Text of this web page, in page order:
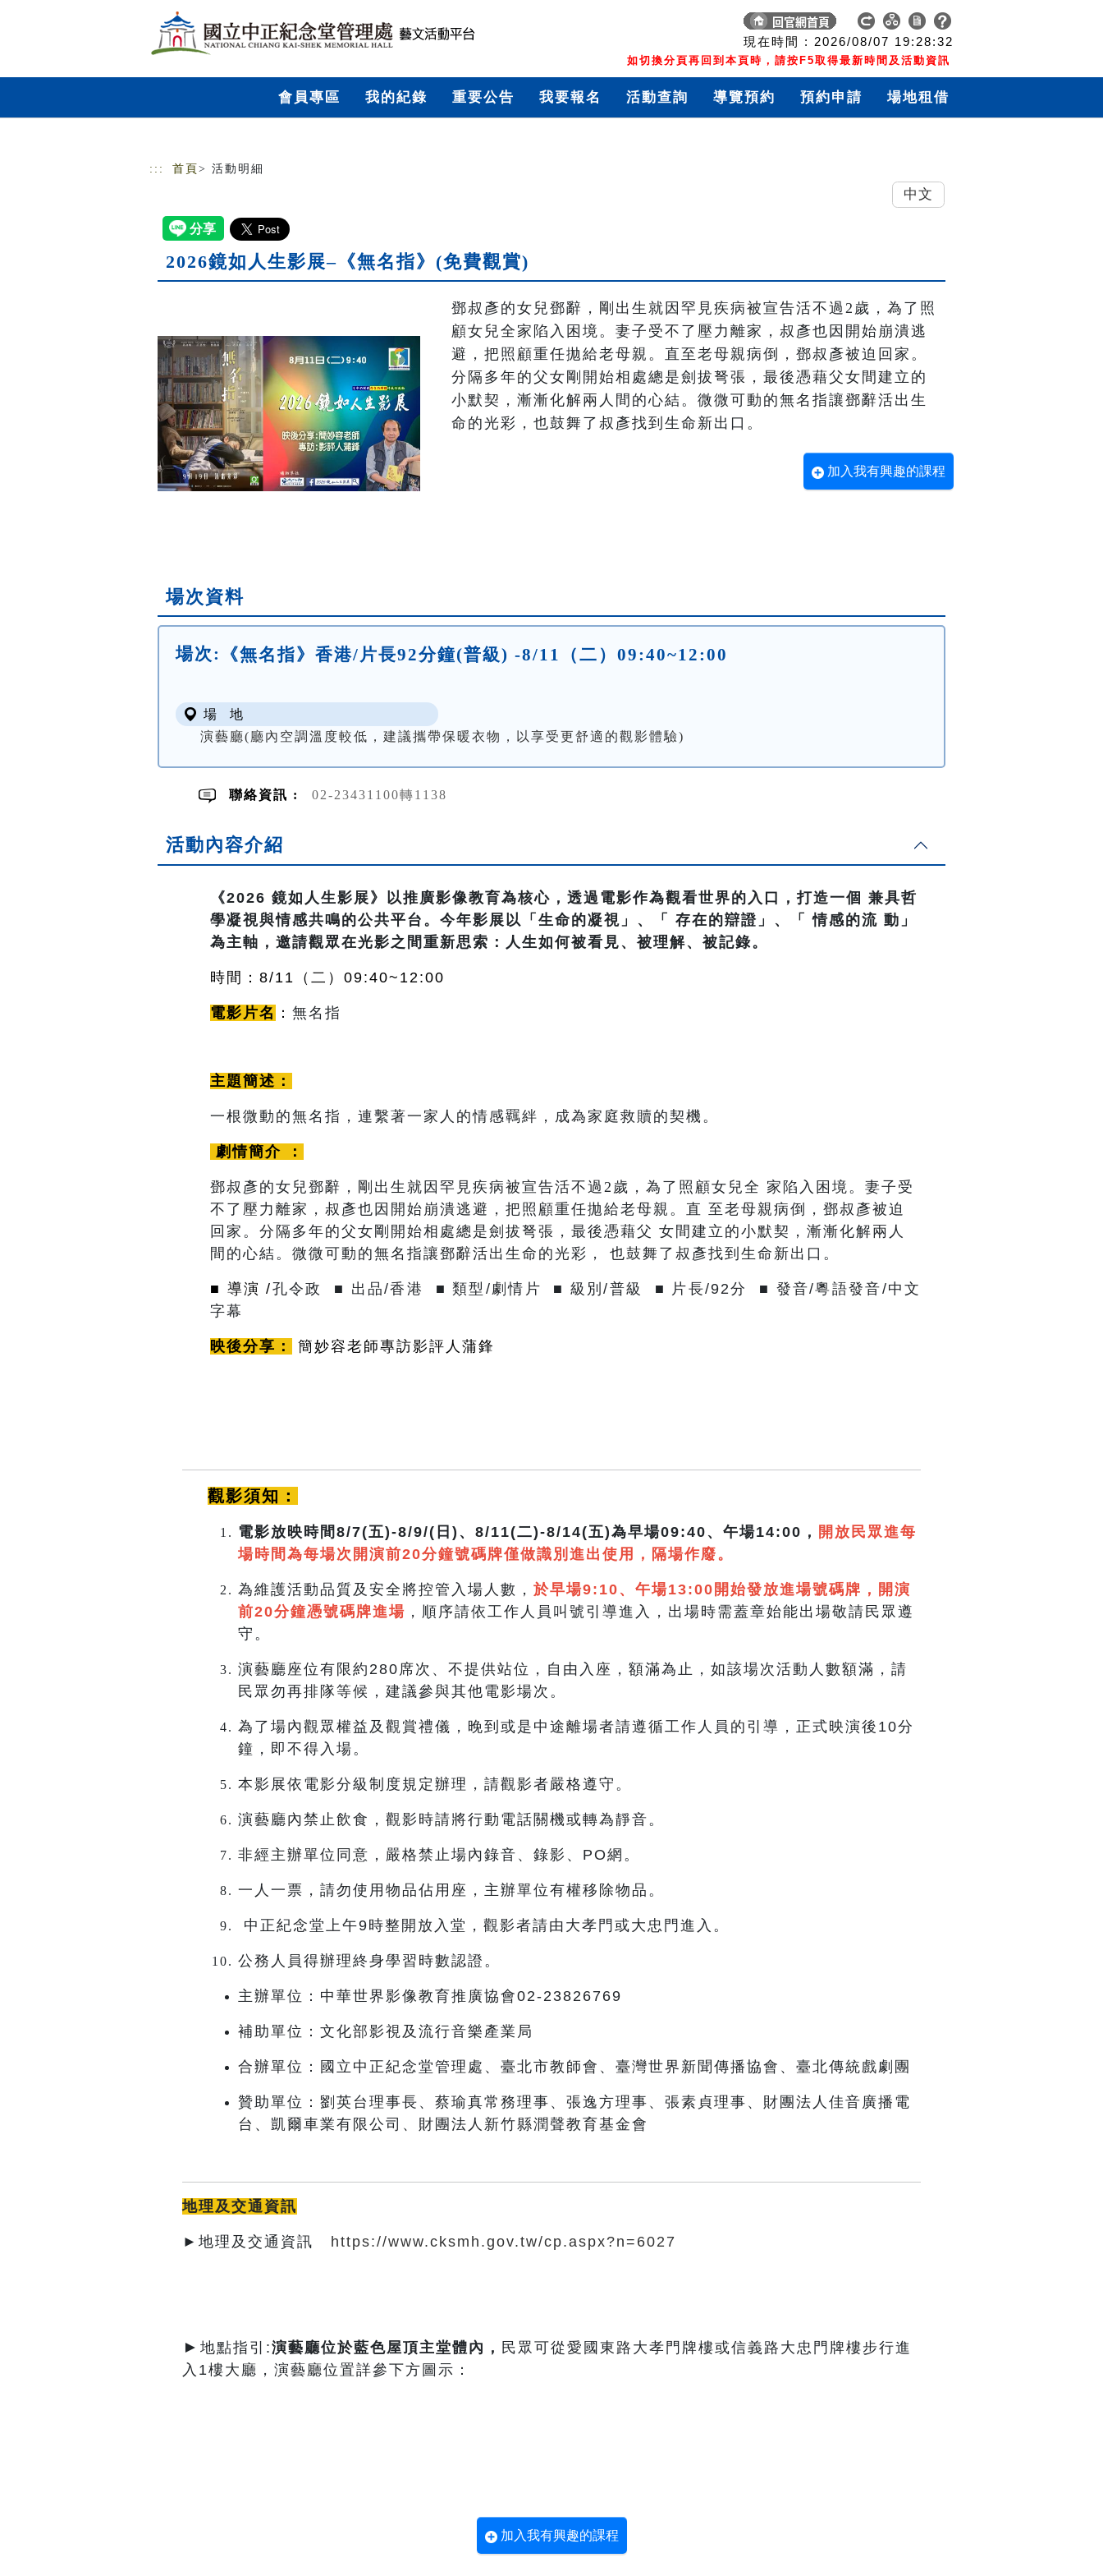
現在時間 : 2026/08/07 19:28:32
如切換分頁再回到本頁時，請按F5取得最新時間及活動資訊
會員專區 我的紀錄 重要公告 我要報名 活動查詢 導覽預約 預約申請 場地租借
::: 首頁 > 活動明細
2026鏡如人生影展–《無名指》(免費觀賞)
鄧叔彥的女兒鄧辭，剛出生就因罕見疾病被宣告活不過2歲，為了照
顧女兒全家陷入困境。妻子受不了壓力離家，叔彥也因開始崩潰逃
避，把照顧重任拋給老母親。直至老母親病倒，鄧叔彥被迫回家。
分隔多年的父女剛開始相處總是劍拔弩張，最後憑藉父女間建立的
小默契，漸漸化解兩人間的心結。微微可動的無名指讓鄧辭活出生
命的光彩，也鼓舞了叔彥找到生命新出口。
加入我有興趣的課程
場次資料
場次: 《無名指》香港/片長92分鐘(普級) -8/11（二）09:40~12:00
場 地
演藝廳(廳內空調溫度較低，建議攜帶保暖衣物，以享受更舒適的觀影體驗)
聯絡資訊 : 02-23431100轉1138
活動內容介紹
《2026 鏡如人生影展》以推廣影像教育為核心，透過電影作為觀看世界的入口，打造一個 兼具哲
學凝視與情感共鳴的公共平台。今年影展以「生命的凝視」、「 存在的辯證」、「 情感的流 動」
為主軸，邀請觀眾在光影之間重新思索：人生如何被看見、被理解、被記錄。
時間：8/11（二 ）09:40~12:00
電影片名 ：無名指
主題簡述：
一根微動的無名指，連繫著一家人的情感羈絆，成為家庭救贖的契機。
劇情簡介 ：
鄧叔彥的女兒鄧辭，剛出生就因罕見疾病被宣告活不過2歲，為了照顧女兒全 家陷入困境。妻子受
不了壓力離家，叔彥也因開始崩潰逃避，把照顧重任拋給老母親。直 至老母親病倒，鄧叔彥被迫
回家。分隔多年的父女剛開始相處總是劍拔弩張，最後憑藉父 女間建立的小默契，漸漸化解兩人
間的心結。微微可動的無名指讓鄧辭活出生命的光彩， 也鼓舞了叔彥找到生命新出口。
■ 導演 /孔令政 ■ 出品/香港 ■ 類型/劇情片 ■ 級別/普級 ■ 片長/92分 ■ 發音/粵語發音/中文
字幕
映後分享： 簡妙容老師專訪影評人蒲鋒
觀影須知：
電影放映時間8/7(五)-8/9/(日)、8/11(二)-8/14(五)為早場09:40、午場14:00， 開放民眾進每
場時間為每場次開演前20分鐘號碼牌僅做識別進出使用，隔場作廢。
為維護活動品質及安全將控管入場人數， 於早場9:10、午場13:00開始發放進場號碼牌，開演
前20分鐘憑號碼牌進場 ，順序請依工作人員叫號引導進入，出場時需蓋章始能出場敬請民眾遵
守。
演藝廳座位有限約280席次、不提供站位，自由入座，額滿為止，如該場次活動人數額滿，請
民眾勿再排隊等候，建議參與其他電影場次。
為了場內觀眾權益及觀賞禮儀，晚到或是中途離場者請遵循工作人員的引導，正式映演後10分
鐘，即不得入場。
本影展依電影分級制度規定辦理，請觀影者嚴格遵守。
演藝廳內禁止飲食，觀影時請將行動電話關機或轉為靜音。
非經主辦單位同意，嚴格禁止場內錄音、錄影、PO網。
一人一票，請勿使用物品佔用座，主辦單位有權移除物品。
中正紀念堂上午9時整開放入堂，觀影者請由大孝門或大忠門進入。
公務人員得辦理終身學習時數認證。
主辦單位：中華世界影像教育推廣協會02-23826769
補助單位：文化部影視及流行音樂產業局
合辦單位：國立中正紀念堂管理處、臺北市教師會、臺灣世界新聞傳播協會、臺北傳統戲劇團
贊助單位：劉英台理事長、蔡瑜真常務理事、張逸方理事、張素貞理事、財團法人佳音廣播電
台、凱爾車業有限公司、財團法人新竹縣潤聲教育基金會
地理及交通資訊
►地理及交通資訊 https://www.cksmh.gov.tw/cp.aspx?n=6027
► 地點指引:演藝廳位於藍色屋頂主堂體內 ， 民眾可從愛國東路大孝門牌樓或信義路大忠門牌樓步行進
入1樓大廳，演藝廳位置詳參下方圖示：
加入我有興趣的課程